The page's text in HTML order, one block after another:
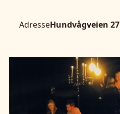
AdresseHundvågveien 27